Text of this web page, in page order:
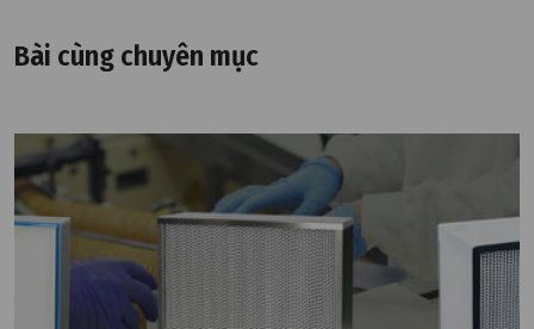
Bài cùng chuyên mục